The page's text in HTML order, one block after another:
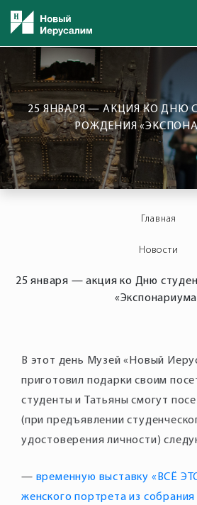
25 ЯНВАРЯ — АКЦИЯ КО ДНЮ
РОЖДЕНИЯ
Главная
Новости
25 января — акция ко Дню
В этот день Музей «Новый
приготовил подарки своим
студенты и Татьяны смогут
(при предъявлении
— временную выставку «ВСЁ
женского портрета из